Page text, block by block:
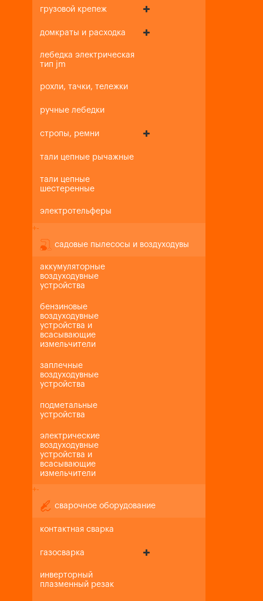
грузовой крепеж
домкраты и расходка
лебедка электрическая
тип jm
рохли, тачки, тележки
ручные лебедки
стропы, ремни
тали цепные рычажные
тали цепные
шестеренные
электротельферы
+-
садовые пылесосы и воздуходувы
аккумуляторные
воздуходувные
устройства
бензиновые
воздуходувные
устройства и
всасывающие
измельчители
заплечные
воздуходувные
устройства
подметальные
устройства
электрические
воздуходувные
устройства и
всасывающие
измельчители
+-
сварочное оборудование
контактная сварка
газосварка
инверторный
плазменный резак